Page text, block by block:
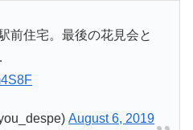
前住宅。最後の花見会と
August 6, 2019